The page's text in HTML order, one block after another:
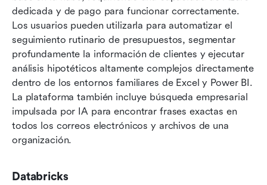
dedicada y de pago para funcionar correctamente.
Los usuarios pueden utilizarla para automatizar el
seguimiento rutinario de presupuestos, segmentar
profundamente la información de clientes y ejecutar
análisis hipotéticos altamente complejos directamente
dentro de los entornos familiares de Excel y Power BI.
La plataforma también incluye búsqueda empresarial
impulsada por IA para encontrar frases exactas en
todos los correos electrónicos y archivos de una
organización.
Databricks